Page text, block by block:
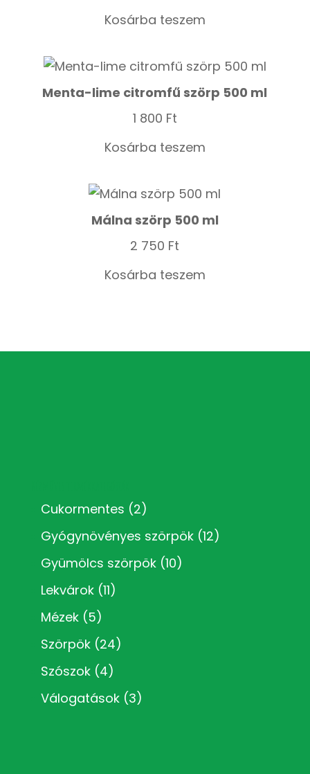
Kosárba teszem
Menta-lime citromfű szörp 500 ml
1 800 Ft
Kosárba teszem
Málna szörp 500 ml
2 750 Ft
Kosárba teszem
Cukormentes (2)
Gyógynövényes szörpök (12)
Gyümölcs szörpök (10)
Lekvárok (11)
Mézek (5)
Szörpök (24)
Szószok (4)
Válogatások (3)